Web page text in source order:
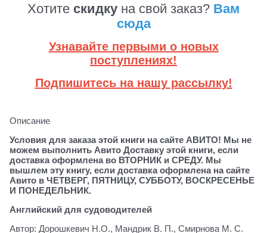
Хотите скидку на свой заказ? Вам
сюда
Узнавайте первыми о новых
поступлениях!
Подпишитесь на нашу рассылку!
Описание
Условия для заказа этой книги на сайте АВИТО! Мы не
можем выполнить Авито Доставку этой книги, если
доставка оформлена во ВТОРНИК и СРЕДУ. Мы
вышлем эту книгу, если доставка оформлена на сайте
Авито в ЧЕТВЕРГ, ПЯТНИЦУ, СУББОТУ, ВОСКРЕСЕНЬЕ
И ПОНЕДЕЛЬНИК.
Английский для судоводителей
Автор: Дорошкевич Н.О., Мандрик В. П., Смирнова М. С.